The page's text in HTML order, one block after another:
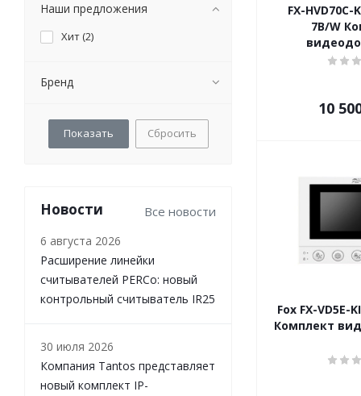
FX-
7B/W
10
Fox FX-VD5E-
Комплект
Наши предложения
Хит (2)
Бренд
Сбросить
Новости Все новости
6 августа 2026
Расширение линейки
считывателей PERCo: новый
контрольный считыватель IR25
30 июля 2026
Компания Tantos представляет
новый комплект IP-